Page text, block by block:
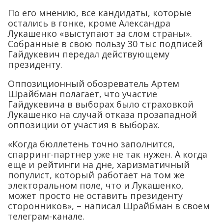
По его мнению, все кандидаты, которые
остались в гонке, кроме Александра
Лукашенко «выступают за слом страны».
Собранные в свою пользу 30 тыс подписей
Гайдукевич передал действующему
президенту.
Оппозиционный обозреватель Артем
Шрайбман полагает, что участие
Гайдукевича в выборах было страховкой
Лукашенко на случай отказа прозападной
оппозиции от участия в выборах.
«Когда бюллетень точно заполнится,
спарринг-партнер уже не так нужен. А когда
еще и рейтинги на дне, харизматичный
популист, который работает на том же
электоральном поле, что и Лукашенко,
может просто не оставить президенту
сторонников», – написал Шрайбман в своем
телеграм-канале.